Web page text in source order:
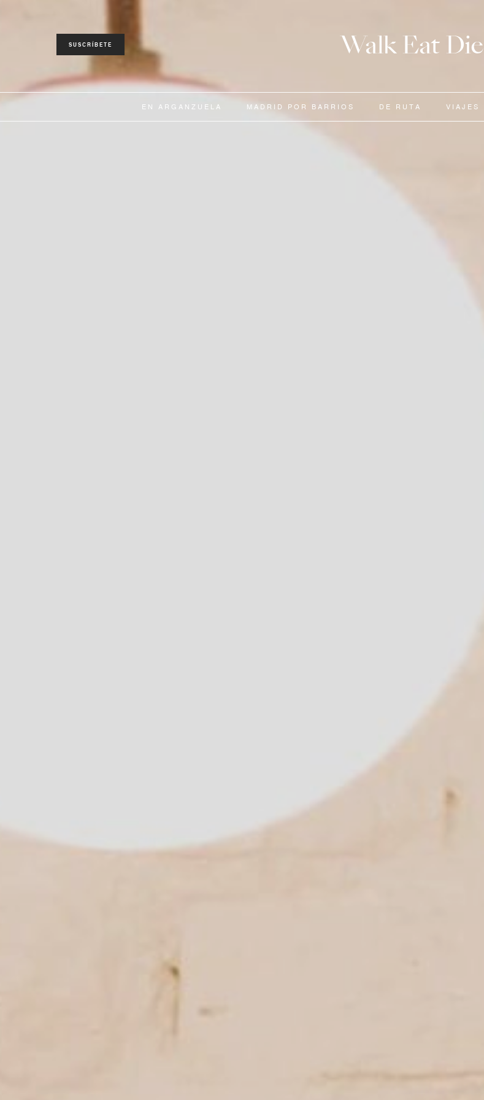
SUSCRÍBETE Walk Eat Die
EN ARGANZUELA MADRID POR BARRIOS DE RUTA VIAJES